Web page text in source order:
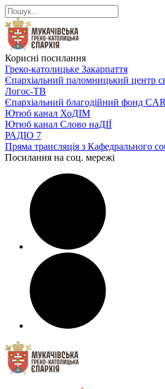
Корисні посилання
Греко-католицьке Закарпаття
Єпархіальний паломницький центр
Логос-ТВ
Єпархіальний благодійний фонд
Ютюб канал ХоДІМ
Ютюб канал Слово наДІЇ
РАДІО 7
Пряма трансляція з Кафедрального
Посилання на соц. мережі